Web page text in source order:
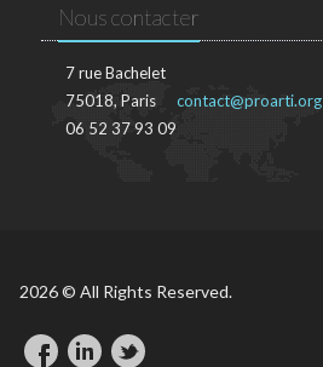
Nous contacter
7 rue Bachelet
75018, Paris
06 52 37 93 09
contact@proarti.org
2026 © All Rights Reserved.